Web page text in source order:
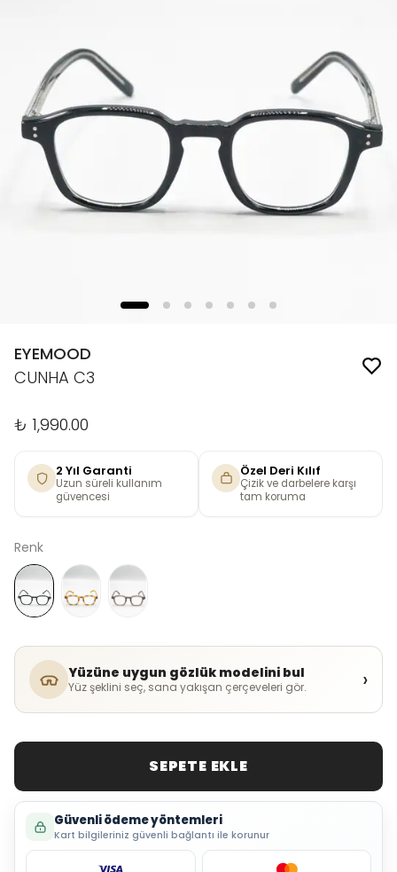
EYEMOOD
CUNHA C3
₺ 1,990.00
2 Yıl Garanti
Uzun süreli kullanım
güvencesi
Özel Deri Kılıf
Çizik ve darbelere karşı
tam koruma
Renk
Yüzüne uygun gözlük modelini bul
Yüz şeklini seç, sana yakışan çerçeveleri gör. ›
SEPETE EKLE
Güvenli ödeme yöntemleri
Kart bilgileriniz güvenli bağlantı ile korunur